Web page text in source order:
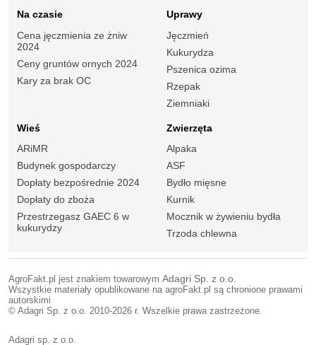
Na czasie
Cena jęczmienia ze żniw
2024
Ceny gruntów ornych 2024
Kary za brak OC
Uprawy
Jęczmień
Kukurydza
Pszenica ozima
Rzepak
Ziemniaki
Wieś
ARiMR
Budynek gospodarczy
Dopłaty bezpośrednie 2024
Dopłaty do zboża
Przestrzegasz GAEC 6 w
kukurydzy
Zwierzęta
Alpaka
ASF
Bydło mięsne
Kurnik
Mocznik w żywieniu bydła
Trzoda chlewna
AgroFakt.pl jest znakiem towarowym Adagri Sp. z o.o.
Wszystkie materiały opublikowane na agroFakt.pl są chronione prawami
autorskimi
© Adagri Sp. z o.o. 2010-2026 r. Wszelkie prawa zastrzeżone.
Adagri sp. z o.o.